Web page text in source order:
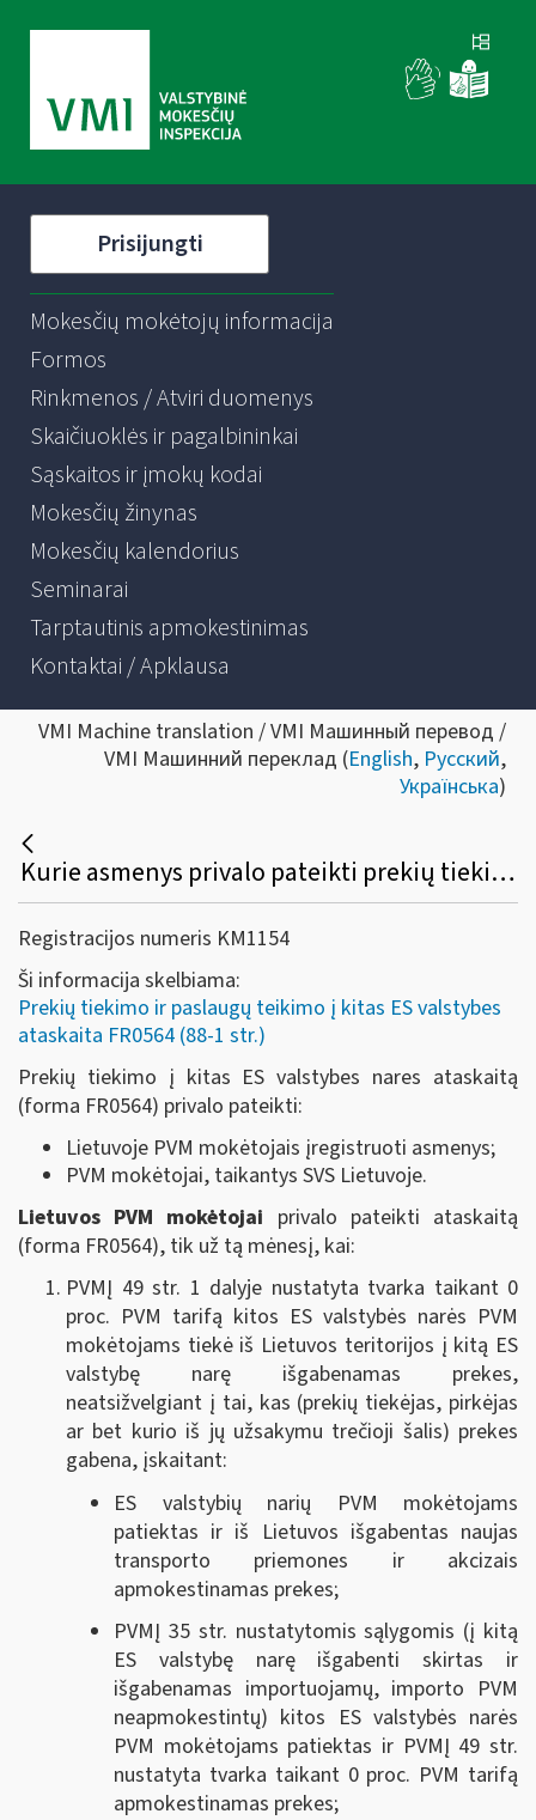
Prisijungti
Mokesčių mokėtojų informacija
Formos
Rinkmenos / Atviri duomenys
Skaičiuoklės ir pagalbininkai
Sąskaitos ir įmokų kodai
Mokesčių žinynas
Mokesčių kalendorius
Seminarai
Tarptautinis apmokestinimas
Kontaktai / Apklausa
VMI Machine translation / VMI Машинный перевод /
VMI Машинний переклад (English, Русский,
Українська)
Kurie asmenys privalo pateikti prekių tiekimo ir paslaugų teikimo į kitas ES valstybes nares ataskaitą (FR0564)?
Registracijos numeris KM1154
Ši informacija skelbiama:
Prekių tiekimo ir paslaugų teikimo į kitas ES valstybes
ataskaita FR0564 (88-1 str.)
Prekių tiekimo į kitas ES valstybes nares ataskaitą
(forma FR0564) privalo pateikti:
Lietuvoje PVM mokėtojais įregistruoti asmenys;
PVM mokėtojai, taikantys SVS Lietuvoje.
Lietuvos PVM mokėtojai privalo pateikti ataskaitą
(forma FR0564), tik už tą mėnesį, kai:
PVMĮ 49 str. 1 dalyje nustatyta tvarka taikant 0
proc. PVM tarifą kitos ES valstybės narės PVM
mokėtojams tiekė iš Lietuvos teritorijos į kitą ES
valstybę narę išgabenamas prekes,
neatsižvelgiant į tai, kas (prekių tiekėjas, pirkėjas
ar bet kurio iš jų užsakymu trečioji šalis) prekes
gabena, įskaitant:
ES valstybių narių PVM mokėtojams
patiektas ir iš Lietuvos išgabentas naujas
transporto priemones ir akcizais
apmokestinamas prekes;
PVMĮ 35 str. nustatytomis sąlygomis (į kitą
ES valstybę narę išgabenti skirtas ir
išgabenamas importuojamų, importo PVM
neapmokestintų) kitos ES valstybės narės
PVM mokėtojams patiektas ir PVMĮ 49 str.
nustatyta tvarka taikant 0 proc. PVM tarifą
apmokestinamas prekes;